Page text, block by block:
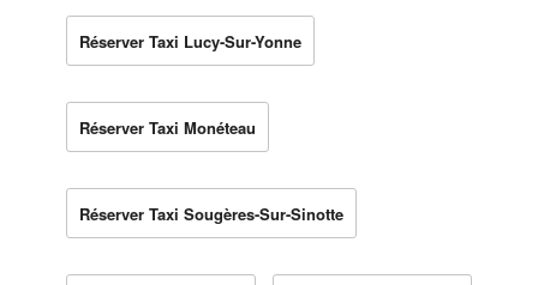
Réserver Taxi Lucy-Sur-Yonne
Réserver Taxi Monéteau
Réserver Taxi Sougères-Sur-Sinotte